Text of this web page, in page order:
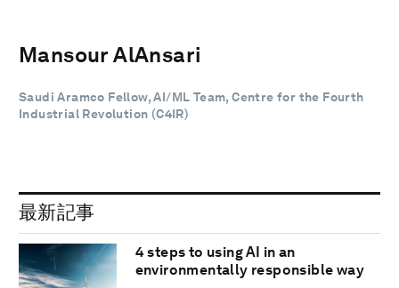
Mansour AlAnsari
Saudi Aramco Fellow, AI/ML Team, Centre for the Fourth
Industrial Revolution (C4IR)
最新記事
4 steps to using AI in an
environmentally responsible way